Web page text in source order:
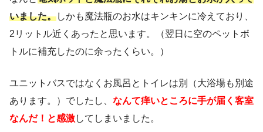
いました。しかも魔法瓶のお水はキンキンに冷えており、
2リットル近くあったと思います。（翌日に空のペットボ
トルに補充したのに余ったくらい。）
ユニットバスではなくお風呂とトイレは別（大浴場も別途
あります。）でしたし、 なんて痒いところに手が届く客室
なんだ！と感激してしまいました。